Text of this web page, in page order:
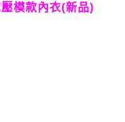
模款內衣(新品)